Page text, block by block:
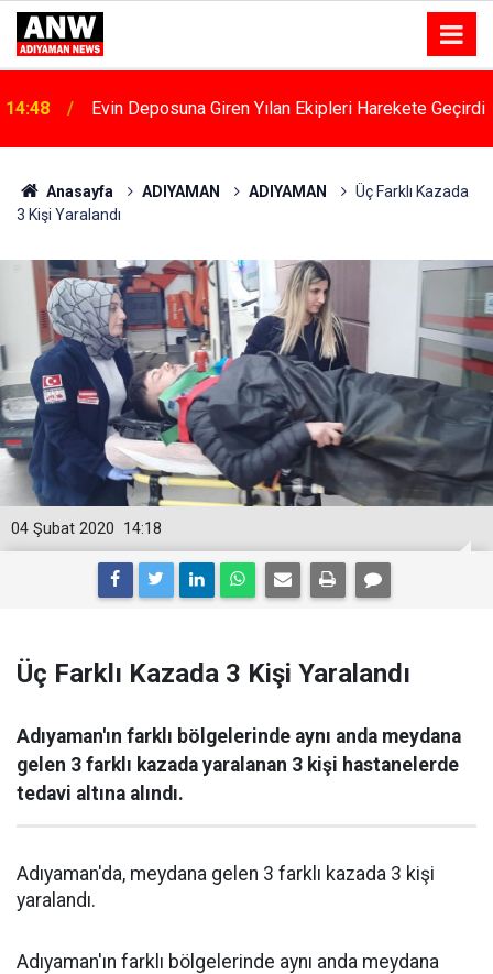
12:58 Adıyaman’da "halk Ve Güvenlik" Toplantıları Başladı
Anasayfa ADIYAMAN ADIYAMAN
Üç Farklı Kazada
3 Kişi Yaralandı
14:18
04 Şubat 2020
Üç Farklı Kazada 3 Kişi Yaralandı
Adıyaman'ın farklı bölgelerinde aynı anda meydana
gelen 3 farklı kazada yaralanan 3 kişi hastanelerde
tedavi altına alındı.
Adıyaman'da, meydana gelen 3 farklı kazada 3 kişi
yaralandı.
Adıyaman'ın farklı bölgelerinde aynı anda meydana